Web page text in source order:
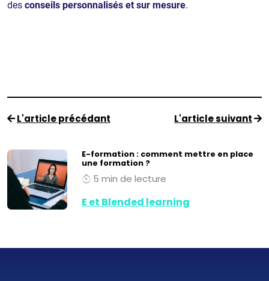
des conseils personnalisés et sur mesure.
L'article précédant L'article suivant
E-formation : comment mettre en place
une formation ?
5 min de lecture
E et Blended learning